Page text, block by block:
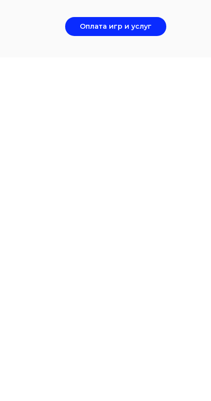
Оплата игр и услуг